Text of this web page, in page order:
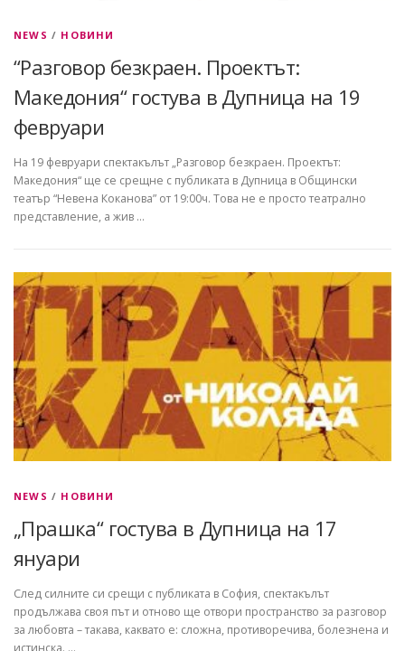
NEWS / НОВИНИ
“Разговор безкраен. Проектът:
Македония“ гостува в Дупница на 19
февруари
На 19 февруари спектакълът „Разговор безкраен. Проектът:
Македония“ ще се срещне с публиката в Дупница в Общински
театър “Невена Коканова” от 19:00ч. Това не е просто театрално
представление, а жив …
NEWS / НОВИНИ
„Прашка“ гостува в Дупница на 17
януари
След силните си срещи с публиката в София, спектакълът
продължава своя път и отново ще отвори пространство за разговор
за любовта – такава, каквато е: сложна, противоречива, болезнена и